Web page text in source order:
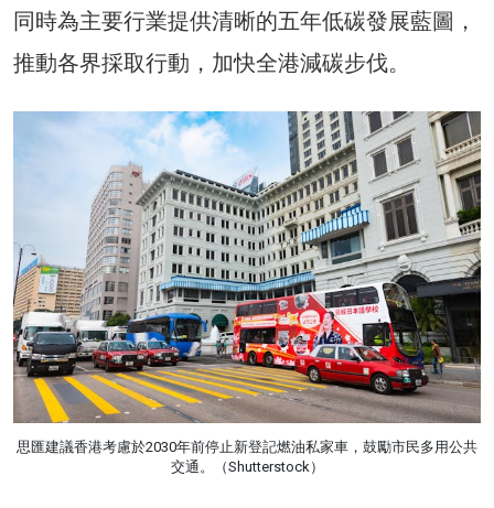
同時為主要行業提供清晰的五年低碳發展藍圖，
推動各界採取行動，加快全港減碳步伐。
思匯建議香港考慮於2030年前停止新登記燃油私家車，鼓勵市民多用公共
交通。（Shutterstock）